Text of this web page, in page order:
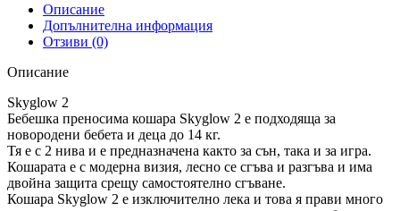
Описание
Допълнителна информация
Отзиви (0)
Описание
Skyglow 2
Бебешка преносима кошара Skyglow 2 е подходяща за
новородени бебета и деца до 14 кг.
Тя е с 2 нива и е предназначена както за сън, така и за игра.
Кошарата е с модерна визия, лесно се сгъва и разгъва и има
двойна защита срещу самостоятелно сгъване.
Кошара Skyglow 2 е изключително лека и това я прави много